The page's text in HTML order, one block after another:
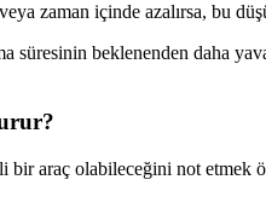
zaman içinde azalırsa, bu
süresinin beklenenden daha
bir araç olabileceğini not